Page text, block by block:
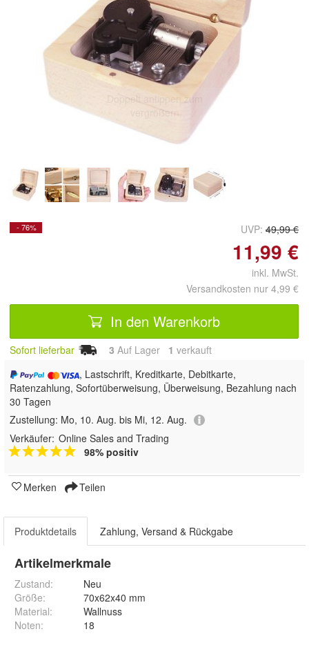
Doppelt antippen zum
vergrößern
- 76% UVP: 49,99 €
11,99 €
inkl. MwSt.
Versandkosten nur 4,99 €
In den Warenkorb
Sofort lieferbar 3 Auf Lager 1 verkauft
, Lastschrift, Kreditkarte, Debitkarte,
Ratenzahlung, Sofortüberweisung, Überweisung, Bezahlung nach
30 Tagen
Zustellung: Mo, 10. Aug. bis Mi, 12. Aug.
Verkäufer: Online Sales and Trading
98% positiv
Merken Teilen
Produktdetails Zahlung, Versand & Rückgabe
Artikelmerkmale
Zustand:
Neu
Größe:
70x62x40 mm
Material:
Wallnuss
Noten: 18